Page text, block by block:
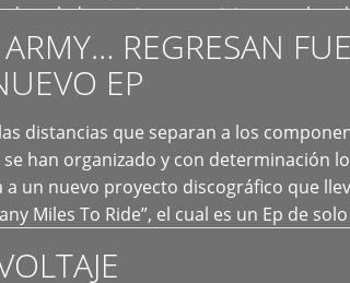
demoledores, ritmos vertiginosos y
creando […]REGRESAN
EP
distancias que separan a los
se han organizado y con determinación
a un nuevo proyecto discográfico que
Miles To Ride”, el cual es un Ep de
[…]